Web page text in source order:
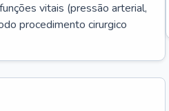
vitais (pressão arterial,
procedimento cirurgico